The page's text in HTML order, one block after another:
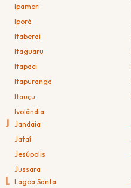
Ipameri
Iporá
Itaberaí
Itaguaru
Itapaci
Itapuranga
Itauçu
Ivolândia
J Jandaia
Jataí
Jesúpolis
Jussara
L Lagoa Santa